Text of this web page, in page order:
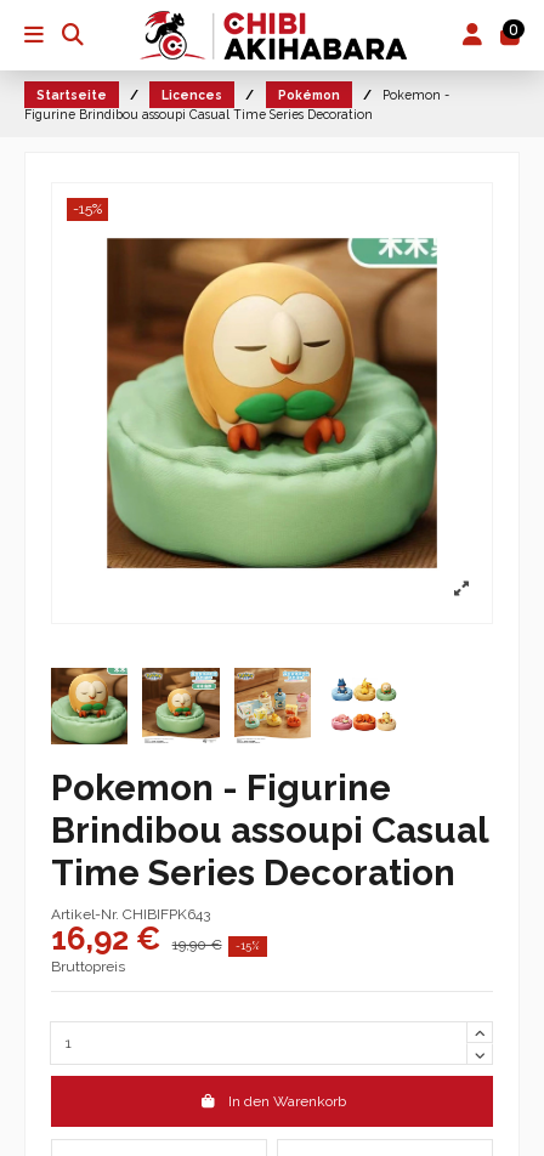
0
Startseite Licences Pokémon
Pokemon -
Figurine Brindibou assoupi Casual Time Series Decoration
-15%
Pokemon - Figurine
Brindibou assoupi Casual
Time Series Decoration
Artikel-Nr. CHIBIFPK643
16,92 € 19,90 € -15%
Bruttopreis
In den Warenkorb